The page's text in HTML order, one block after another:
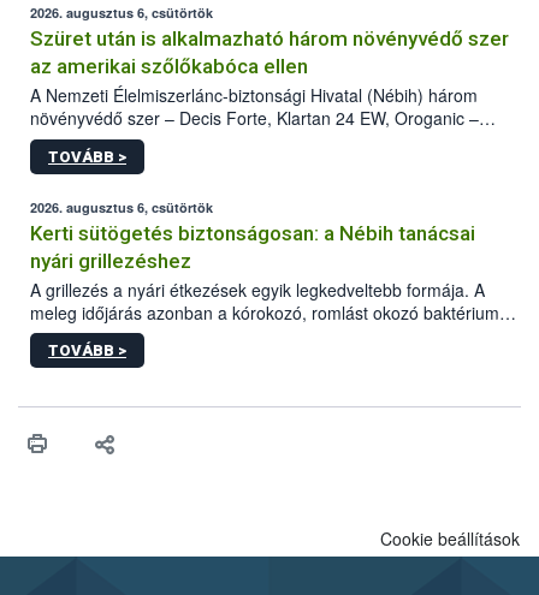
2026. augusztus 6, csütörtök
Szüret után is alkalmazható három növényvédő szer
az amerikai szőlőkabóca ellen
A Nemzeti Élelmiszerlánc-biztonsági Hivatal (Nébih) három
növényvédő szer – Decis Forte, Klartan 24 EW, Oroganic –
engedélyokiratát módosította, így azok a szüretet követően,
egészen a vesszőérettség (BBCH 91) stádiumáig
érésű szőlőkben is legyen lehetőség a károsító elleni további
védekezésre. Az Oroganic készítmény kis kiszerelésben kiskerti
felhasználók számára is elérhető és ökológiai termesztésben is
engedélyezett.
TOVÁBB >
2026. augusztus 6, csütörtök
Kerti sütögetés biztonságosan: a Nébih tanácsai
nyári grillezéshez
A grillezés a nyári étkezések egyik legkedveltebb formája. A
meleg időjárás azonban a kórokozó, romlást okozó baktériumok
gyorsabb szaporodásának is kedvez. A szabadtéri sütögetés
ezért nem csupán a megfelelő sütési technikáról szól: legalább
higiéniai szabályok betartása, a megfelelő hőkezelés, valamint a
biztonsági Hivatal (Nébih) Oktatási Programja összegyűjtötte a
TOVÁBB >
Cookie beállítások